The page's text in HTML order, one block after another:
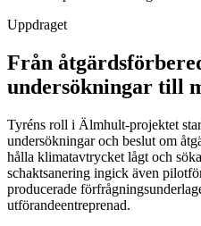
Uppdraget
Från
undersökningar till
Tyréns roll i Älmhult-projektet
undersökningar och beslut om
hålla klimatavtrycket lågt och
schaktsanering ingick även
producerade
utförandeentreprenad.